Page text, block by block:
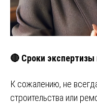
🔴 Сроки
К сожалению, не
строительства или